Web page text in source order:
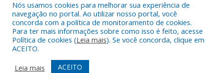
Todos os direitos reservados a Prefeitura Municipal de Bom
Jesus do Tocantins.
Mapa do Site
Acessar Área Administrativa
Nós usamos cookies para melhorar sua experiência de
navegação no portal. Ao utilizar nosso portal, você
concorda com a política de monitoramento de cookies.
Para ter mais informações sobre como isso é feito, acesse
Política de cookies (Leia mais). Se você concorda, clique em
ACEITO.
Leia mais
ACEITO